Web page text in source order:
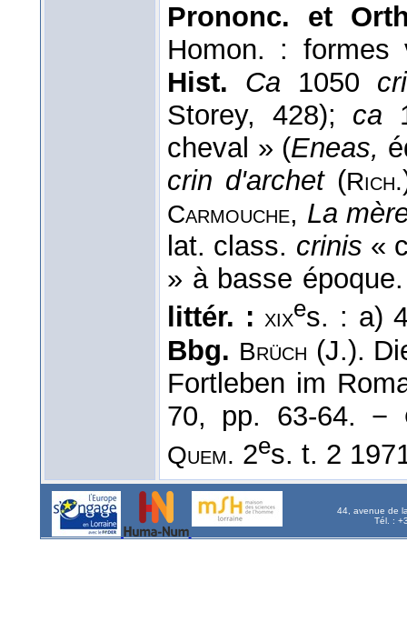
Prononc. et
Homon. :
Hist. Ca 1050
Storey, 428); ca
cheval » (Eneas,
crin d'archet(Rich.
Carmouche, La
lat. class. crinis «
» à basse
littér. : xixes. : a)
Bbg. Brüch (J.).
Fortleben im
70, pp. 63-64. −
Quem. 2es. t. 2
44, avenue de
Tél. :